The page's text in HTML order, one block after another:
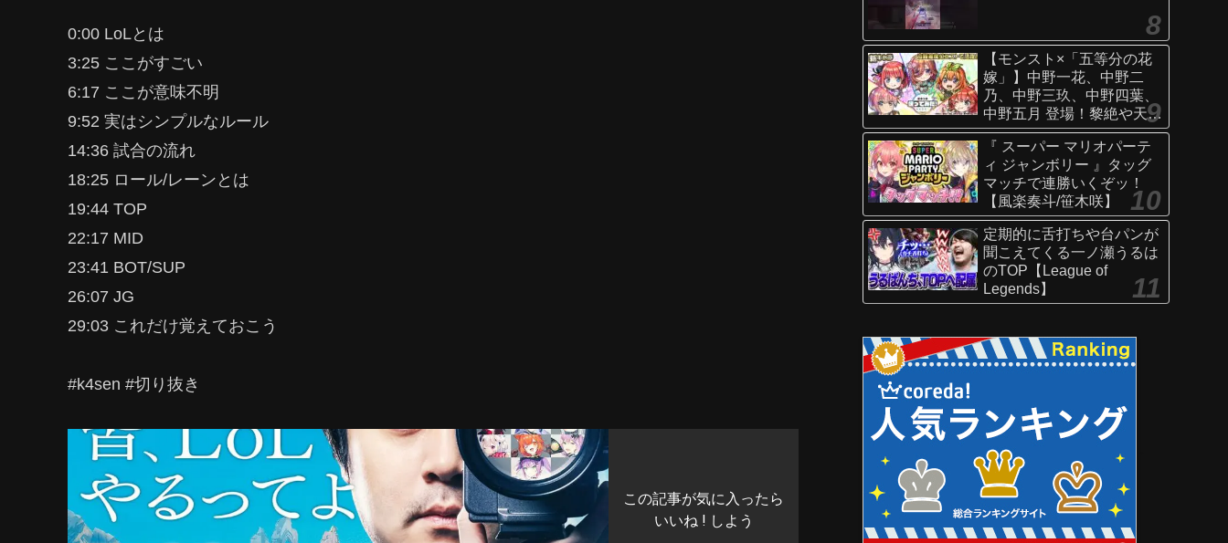
0:00 LoLとは
3:25 ここがすごい
6:17 ここが意味不明
9:52 実はシンプルなルール
14:36 試合の流れ
18:25 ロール/レーンとは
19:44 TOP
22:17 MID
23:41 BOT/SUP
26:07 JG
29:03 これだけ覚えておこう
#k4sen #切り抜き
この記事が気に入ったら
いいね ! しよう
【モンスト×「五等分の花
嫁」】中野一花、中野二
乃、中野三玖、中野四葉、
中野五月 登場！黎絶や天魔
の孤城〜空中庭園〜などで
活躍！オリジナルSSにも注
目！【新キャラ使ってみた
｜モンスト公式】
『 スーパー マリオパーテ
ィ ジャンボリー 』タッグ
マッチで連勝いくぞッ！
【風楽奏斗/笹木咲】
定期的に舌打ちや台パンが
聞こえてくる一ノ瀬うるは
のTOP【League of
Legends】